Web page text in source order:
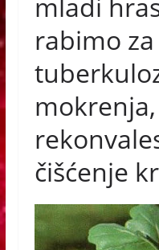
rabimo
mokrenja,
čišćenje